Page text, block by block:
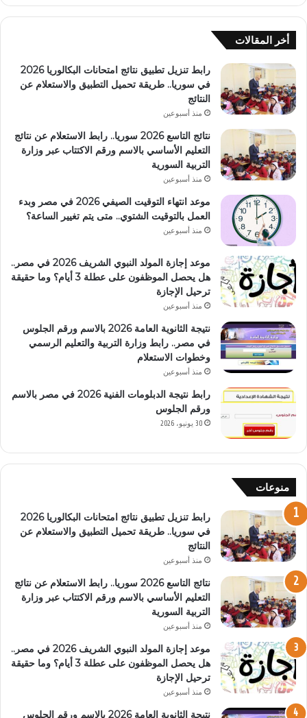
أخر المقالات
رابط تنزيل تطبيق نتائج امتحانات البكالوريا 2026
في سوريا.. طريقة تحميل التطبيق والاستعلام عن
النتائج
منذ أسبوعين
نتائج التاسع 2026 سوريا.. رابط الاستعلام عن نتائج
التعليم الأساسي بالاسم ورقم الاكتتاب عبر وزارة
التربية السورية
منذ أسبوعين
موعد انتهاء التوقيت الصيفي 2026 في مصر وبدء
العمل بالتوقيت الشتوي.. متى يتم تغيير الساعة؟
منذ أسبوعين
موعد إجازة المولد النبوي الشريف 2026 في مصر..
هل يحصل الموظفون على عطلة 3 أيام؟ وما حقيقة
ترحيل الإجازة
منذ أسبوعين
نتيجة الثانوية العامة 2026 بالاسم ورقم الجلوس
في مصر.. رابط وزارة التربية والتعليم الرسمي
وخطوات الاستعلام
منذ أسبوعين
رابط نتيجة الدبلومات الفنية 2026 في مصر بالاسم
ورقم الجلوس
30 يونيو، 2026
منوعات
رابط تنزيل تطبيق نتائج امتحانات البكالوريا 2026
في سوريا.. طريقة تحميل التطبيق والاستعلام عن
النتائج
منذ أسبوعين
نتائج التاسع 2026 سوريا.. رابط الاستعلام عن نتائج
التعليم الأساسي بالاسم ورقم الاكتتاب عبر وزارة
التربية السورية
منذ أسبوعين
موعد إجازة المولد النبوي الشريف 2026 في مصر..
هل يحصل الموظفون على عطلة 3 أيام؟ وما حقيقة
ترحيل الإجازة
منذ أسبوعين
نتيجة الثانوية العامة 2026 بالاسم ورقم الجلوس